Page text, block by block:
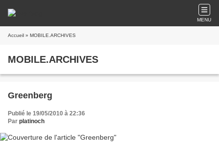
MENU
Accueil » MOBILE.ARCHIVES
MOBILE.ARCHIVES
Greenberg
Publié le 19/05/2010 à 22:36
Par platinoch